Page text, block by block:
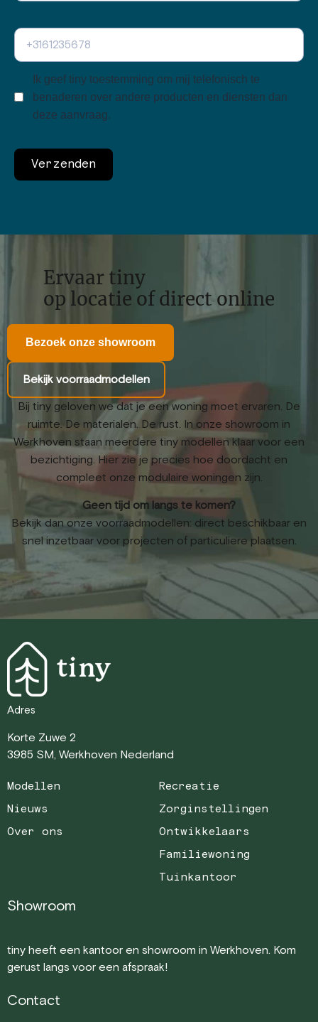
Ik geef tiny toestemming om mij telefonisch te
benaderen over andere producten en diensten dan
deze aanvraag.
Ervaar tiny
op locatie of direct online
Bezoek onze showroom
Bekijk voorraadmodellen
Bij tiny geloven we dat je een woning moet ervaren. De
ruimte. De materialen. De rust. In onze showroom in
Werkhoven staan meerdere tiny modellen klaar voor een
bezichtiging. Hier zie je precies hoe doordacht en
compleet onze modulaire woningen zijn.
Geen tijd om langs te komen?
Bekijk dan onze voorraadmodellen: direct beschikbaar en
snel inzetbaar voor projecten of particuliere plaatsen.
Adres
Korte Zuwe 2
3985 SM, Werkhoven Nederland
Modellen
Recreatie
Nieuws
Zorginstellingen
Over ons
Ontwikkelaars
Familiewoning
Tuinkantoor
Showroom
tiny heeft een kantoor en showroom in Werkhoven. Kom
gerust langs voor een afspraak!
Contact